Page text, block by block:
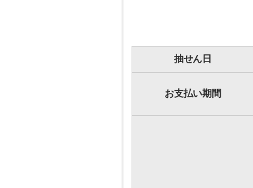
抽せん日
お支払い期間